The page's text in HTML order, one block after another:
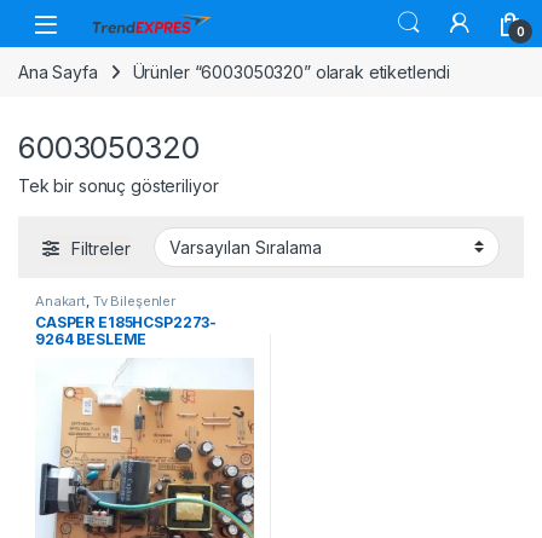
Skip to navigation
Skip to content
0
Ana Sayfa Ürünler “6003050320” olarak etiketlendi
6003050320
Tek bir sonuç gösteriliyor
Filtreler
Anakart Tv Bileşenler
CASPER E185HCSP2273-
9264 BESLEME